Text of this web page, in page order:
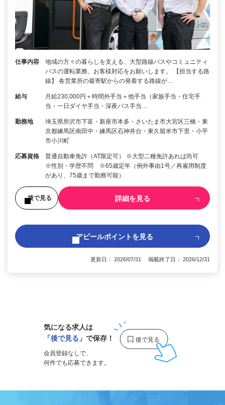
仕事内容
地域の方々の暮らしを支える、大型路線バスやコミュニティ
バスの運転業務、お客様対応をお願いします。 【担当する路
線】 各営業所の最寄駅からの発着する路線が…
給与
月給230,000円＋時間外手当＋他手当（家族手当・住宅手
当・一日ダイヤ手当・深夜バス手当…
勤務地
埼玉県所沢市下富・新座市本多・さいたま市大宮区三橋・東
京都練馬区南田中・練馬区石神井台・東久留米市下里・小平
市小川町
応募資格
普通自動車免許（AT限定可） ※大型二種免許あれば尚可
※性別・学歴不問 ※65歳定年（例外事由1号／再雇用制度
があり、75歳まで勤務可能）
後で見る 詳細を見る
アピールポイントを見る
更新日： 2026/07/31 掲載終了日： 2026/12/31
気になる求人は
「後で見る 」で保存！
会員登録なしで、
何件でも応募できます。